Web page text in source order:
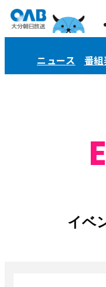
ニュース 番
イベ